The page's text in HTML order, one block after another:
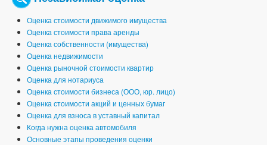
Оценка стоимости движимого имущества
Оценка стоимости права аренды
Оценка собственности (имущества)
Оценка недвижимости
Оценка рыночной стоимости квартир
Оценка для нотариуса
Оценка стоимости бизнеса (ООО, юр. лицо)
Оценка стоимости акций и ценных бумаг
Оценка для взноса в уставный капитал
Когда нужна оценка автомобиля
Основные этапы проведения оценки